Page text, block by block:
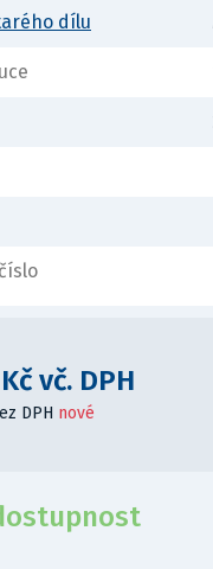
dílu
vč. DPH
DPH nové